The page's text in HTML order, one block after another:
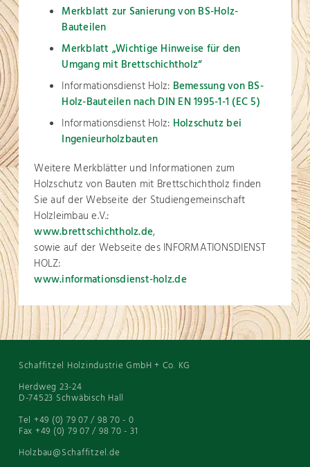
Merkblatt zur Sanierung von BS-Holz-
Bauteilen
Merkblatt „Wichtige Hinweise für den
Umgang mit Brettschichtholz“
Informationsdienst Holz: Bemessung von BS-
Holz-Bauteilen nach DIN EN 1995-1-1 (EC 5)
Informationsdienst Holz: Holzschutz bei
Ingenieurholzbauten
Weitere Merkblätter und Informationen zum
Holzschutz von Bauten mit Brettschichtholz finden
Sie auf der Webseite der Studiengemeinschaft
Holzleimbau e.V.:
www.brettschichtholz.de,
sowie auf der Webseite des INFORMATIONSDIENST
HOLZ:
www.informationsdienst-holz.de
Schaffitzel Holzindustrie GmbH + Co. KG
Herdweg 23-24
D-74523 Schwäbisch Hall
Tel +49 (0) 79 07 / 98 70 - 0
Fax +49 (0) 79 07 / 98 70 - 31
Holzbau@Schaffitzel.de